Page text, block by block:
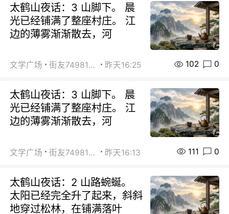
太鹤山夜话：3 山脚下。 晨
光已经铺满了整座村庄。 江
边的薄雾渐渐散去，河
文学广场 街友74981146 昨天16:25 102 0
太鹤山夜话：3 山脚下。 晨
光已经铺满了整座村庄。 江
边的薄雾渐渐散去，河
文学广场 街友74981146 昨天16:13 111 0
太鹤山夜话：2 山路蜿蜒。
太阳已经完全升了起来，斜斜
地穿过松林，在铺满落叶